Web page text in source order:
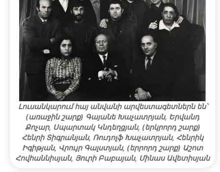
Լուսանկարում հայ անվանի արվեստագետներն են՝
(առաջին շարք) Գայանե Խաչատրյան, Երվանդ
Քոչար, Սպարտակ Կնդեղցյան, (երկրորդ շարք)
Հենրի Տիգրանյան, Ռուդոլֆ Խաչատրյան, Հենրիկ
Իգիթյան, Վրույր Գալստյան, (երրորդ շարք) Աշոտ
Հովհաննիսյան, Յուրի Բաբայան, Մինաս Ավետիսյան